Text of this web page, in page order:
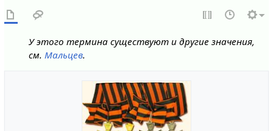
У этого термина существуют и другие значения,
см. Мальцев.